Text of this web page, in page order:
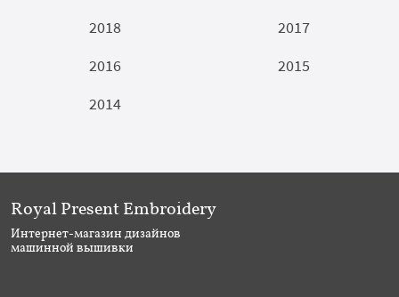
2018
2017
2016
2015
2014
Royal Present Embroidery
Интернет-магазин дизайнов
машинной вышивки